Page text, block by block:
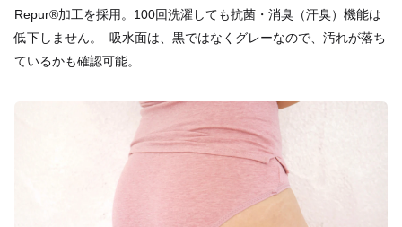
Repur®︎加工を採用。100回洗濯しても抗菌・消臭（汗臭）機能は
低下しません。 吸水面は、黒ではなくグレーなので、汚れが落ち
ているかも確認可能。